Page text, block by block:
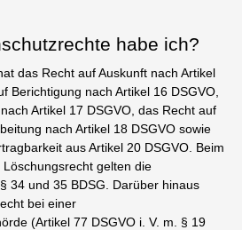
habe ich?
das Recht auf Auskunft nach Artikel
Berichtigung nach Artikel 16 DSGVO,
Artikel 17 DSGVO, das Recht auf
nach Artikel 18 DSGVO sowie
aus Artikel 20 DSGVO. Beim
gelten die
34 und 35 BDSG. Darüber hinaus
bei einer
(Artikel 77 DSGVO i. V. m. § 19